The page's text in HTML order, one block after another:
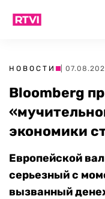
НОВОСТИ |
Bloomberg
экономики
Европейской
серьезный с
вызванный